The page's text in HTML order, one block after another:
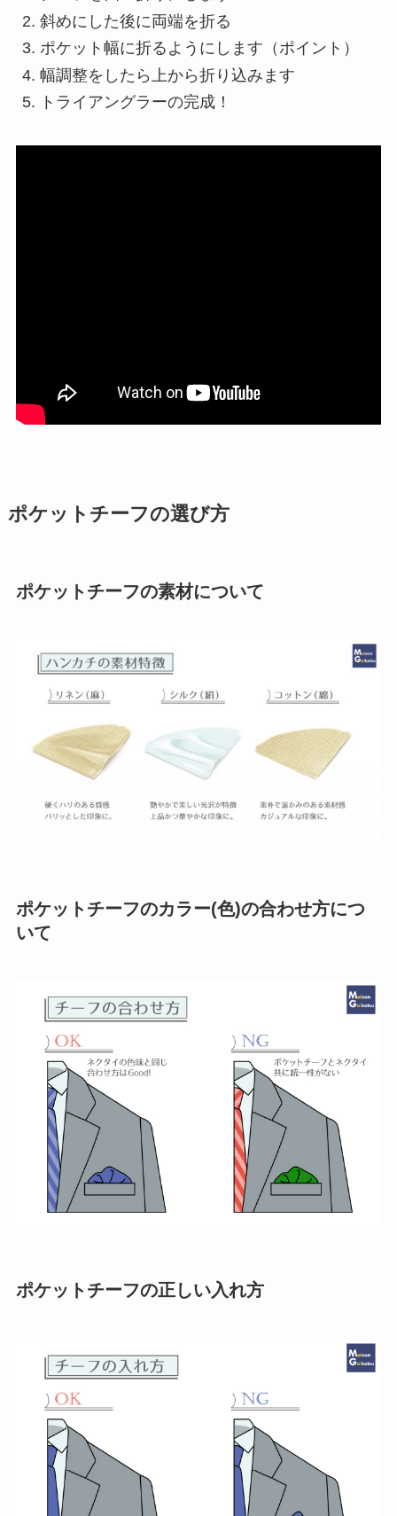
斜めにした後に両端を折る
ポケット幅に折るようにします（ポイント）
幅調整をしたら上から折り込みます
トライアングラーの完成！
ポケットチーフの選び方
ポケットチーフの素材について
ポケットチーフのカラー(色)の合わせ方につ
いて
ポケットチーフの正しい入れ方